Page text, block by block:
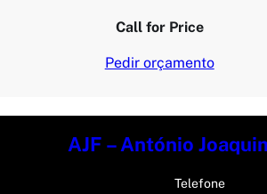
Call for Price
Pedir orçamento
AJF – António
Telefone